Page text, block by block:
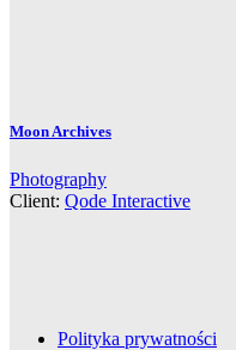
Moon Archives
Photography
Client: Qode Interactive
Polityka prywatności